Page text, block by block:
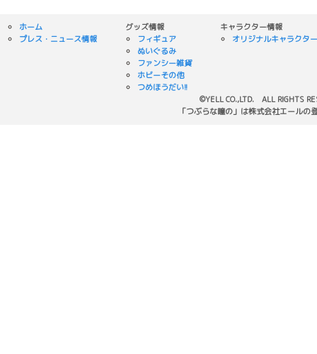
ホーム
プレス・ニュース情報
グッズ情報
フィギュア
ぬいぐるみ
ファンシー雑貨
ホビーその他
つめほうだい!!
キャラクター情報
オリジナルキャラクター
©YELL CO.,LTD. ALL RIGHTS
「つぶらな瞳の」は株式会社エールの